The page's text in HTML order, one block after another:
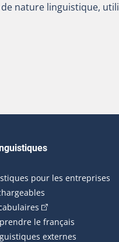
nature linguistique,
une nouvelle fenêtre.)
pour les entreprises
(Cet hyperlien
le français
externes